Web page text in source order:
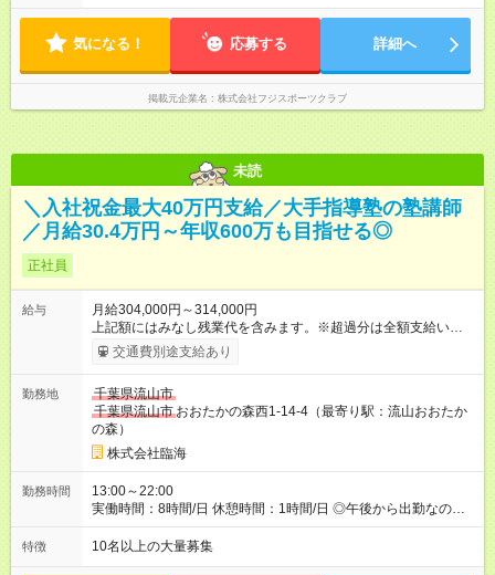
間/日）
気になる！ 応募する 詳細へ
掲載元企業名 株式会社フジスポーツクラブ
未読
＼入社祝金最大40万円支給／大手指導塾の塾講師
／月給30.4万円～年収600万も目指せる◎
正社員
給与
月給304,000円～314,000円
上記額にはみなし残業代を含みます。※超過分は全額支給いたし
ます。 みなし残業代 76,000円／月 みなし残業時間 44時間／月
※固定残業代（月44時間分／7万6000円）を含みます。 ＼給与
当＆年2回の賞与あり！ ★ノルマなし＆集客の目標達成には報奨
金支給！ 【試用期間】試用期間あり 試用期間の長さ：2ヶ月 雇
用形態、給与は本採用時と同じです。
交通費別途支給あり
勤務地
千葉県流山市
千葉県流山市 おおたかの森西1-14-4（最寄り駅：流山おおたか
の森）
株式会社臨海
勤務時間
13:00～22:00
実働時間：8時間/日 休憩時間：1時間/日 ◎午後から出勤なの
で、通勤ラッシュのストレスとは無縁です。
特徴 10名以上の大量募集